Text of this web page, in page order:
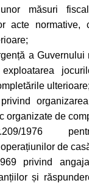
unor măsuri
acte normative,
a Guvernului
ulterioare;
organizate de
1976
de
privind
și